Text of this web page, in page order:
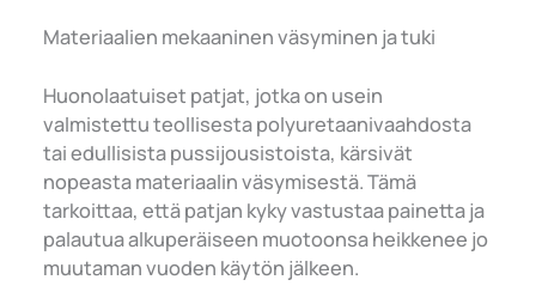
Materiaalien mekaaninen väsyminen ja tuki
Huonolaatuiset patjat, jotka on usein
valmistettu teollisesta polyuretaanivaahdosta
tai edullisista pussijousistoista, kärsivät
nopeasta materiaalin väsymisestä. Tämä
tarkoittaa, että patjan kyky vastustaa painetta ja
palautua alkuperäiseen muotoonsa heikkenee jo
muutaman vuoden käytön jälkeen.